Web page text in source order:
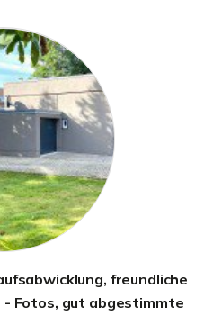
freundliche
- Fotos, gut abgestimmte